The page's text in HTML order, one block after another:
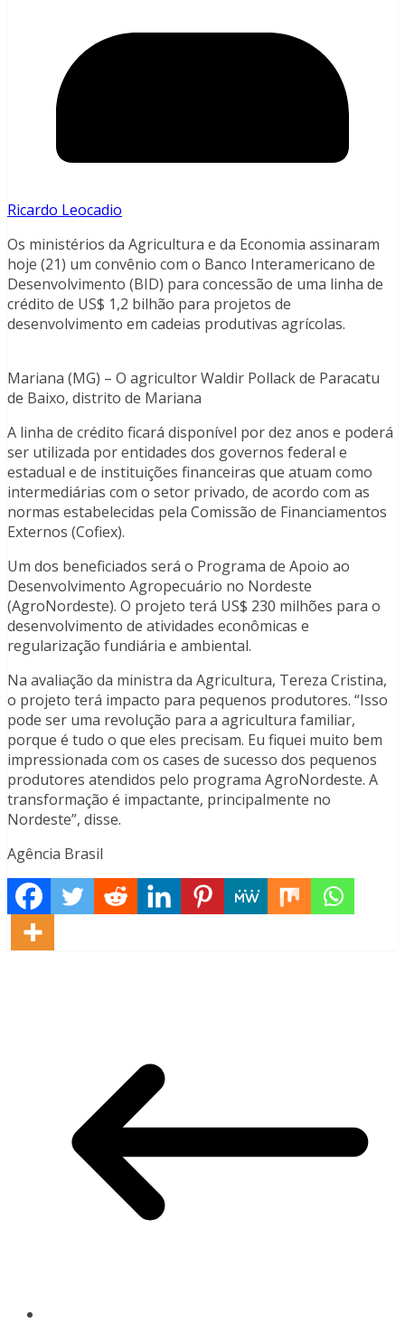
Ricardo Leocadio
Os ministérios da Agricultura e da Economia assinaram
hoje (21) um convênio com o Banco Interamericano de
Desenvolvimento (BID) para concessão de uma linha de
crédito de US$ 1,2 bilhão para projetos de
desenvolvimento em cadeias produtivas agrícolas.
Mariana (MG) – O agricultor Waldir Pollack de Paracatu
de Baixo, distrito de Mariana
A linha de crédito ficará disponível por dez anos e poderá
ser utilizada por entidades dos governos federal e
estadual e de instituições financeiras que atuam como
intermediárias com o setor privado, de acordo com as
normas estabelecidas pela Comissão de Financiamentos
Externos (Cofiex).
Um dos beneficiados será o Programa de Apoio ao
Desenvolvimento Agropecuário no Nordeste
(AgroNordeste). O projeto terá US$ 230 milhões para o
desenvolvimento de atividades econômicas e
regularização fundiária e ambiental.
Na avaliação da ministra da Agricultura, Tereza Cristina,
o projeto terá impacto para pequenos produtores. “Isso
pode ser uma revolução para a agricultura familiar,
porque é tudo o que eles precisam. Eu fiquei muito bem
impressionada com os cases de sucesso dos pequenos
produtores atendidos pelo programa AgroNordeste. A
transformação é impactante, principalmente no
Nordeste”, disse.
Agência Brasil